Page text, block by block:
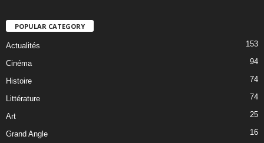
POPULAR CATEGORY
Actualités 153
Cinéma 94
Histoire 74
Littérature 74
Art 25
Grand Angle 16